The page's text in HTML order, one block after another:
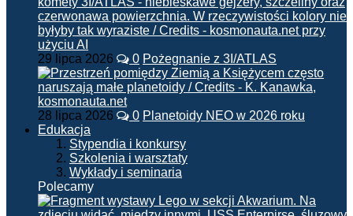
29 lipca 2026 0 Pożegnanie z 3I/ATLAS
28 lipca 2026 0 Planetoidy NEO w 2026 roku
Edukacja
Stypendia i konkursy
Szkolenia i warsztaty
Wykłady i seminaria
Polecamy